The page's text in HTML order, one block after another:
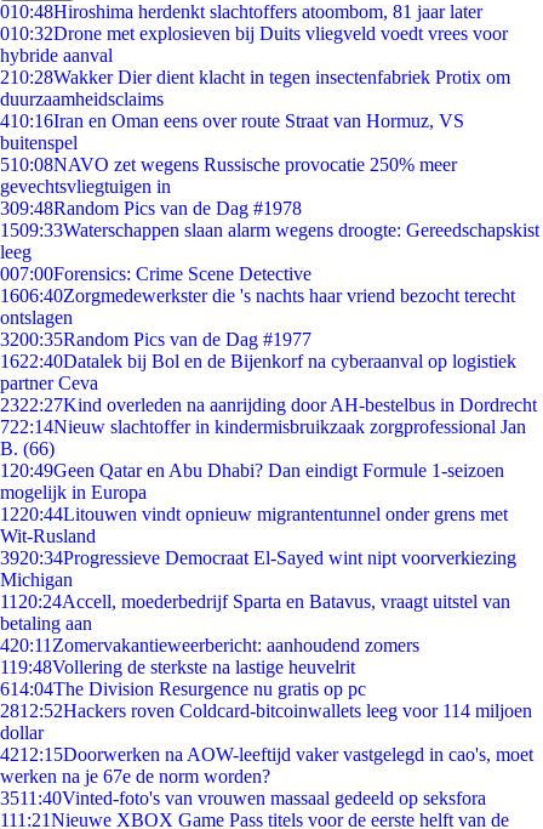
010:48Hiroshima herdenkt slachtoffers atoombom, 81 jaar later
010:32Drone met explosieven bij Duits vliegveld voedt vrees voor
hybride aanval
210:28Wakker Dier dient klacht in tegen insectenfabriek Protix om
duurzaamheidsclaims
410:16Iran en Oman eens over route Straat van Hormuz, VS
buitenspel
510:08NAVO zet wegens Russische provocatie 250% meer
gevechtsvliegtuigen in
309:48Random Pics van de Dag #1978
1509:33Waterschappen slaan alarm wegens droogte: Gereedschapskist
leeg
007:00Forensics: Crime Scene Detective
1606:40Zorgmedewerkster die 's nachts haar vriend bezocht terecht
ontslagen
3200:35Random Pics van de Dag #1977
1622:40Datalek bij Bol en de Bijenkorf na cyberaanval op logistiek
partner Ceva
2322:27Kind overleden na aanrijding door AH-bestelbus in Dordrecht
722:14Nieuw slachtoffer in kindermisbruikzaak zorgprofessional Jan
B. (66)
1 20:49Geen Qatar en Abu Dhabi? Dan eindigt Formule 1-seizoen
mogelijk in Europa
1220:44Litouwen vindt opnieuw migrantentunnel onder grens met
Wit-Rusland
3920:34Progressieve Democraat El-Sayed wint nipt voorverkiezing
Michigan
11 20:24Accell, moederbedrijf Sparta en Batavus, vraagt uitstel van
betaling aan
420:11 Zomervakantieweerbericht: aanhoudend zomers
119:48Vollering de sterkste na lastige heuvelrit
614:04The Division Resurgence nu gratis op pc
2812:52Hackers roven Coldcard-bitcoinwallets leeg voor 114 miljoen
dollar
4212:15Doorwerken na AOW-leeftijd vaker vastgelegd in cao's, moet
werken na je 67e de norm worden?
3511:40Vinted-foto's van vrouwen massaal gedeeld op seksfora
111:21Nieuwe XBOX Game Pass titels voor de eerste helft van de